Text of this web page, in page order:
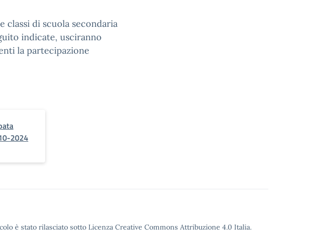
classi di scuola secondaria
indicate, usciranno
la partecipazione
2024
è stato rilasciato sotto Licenza Creative Commons Attribuzione 4.0 Italia.